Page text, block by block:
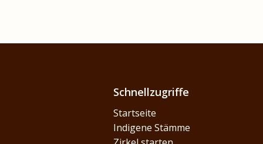
Schnellzugriffe
Startseite
Indigene Stämme